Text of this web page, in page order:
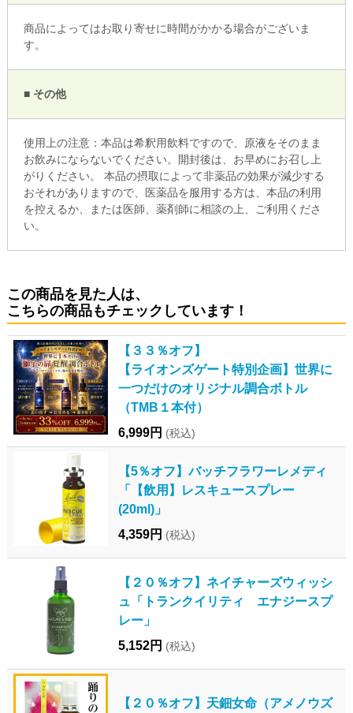
商品によってはお取り寄せに時間がかかる場合がございま
す。
■ その他
使用上の注意：本品は希釈用飲料ですので、原液をそのまま
お飲みにならないでください。開封後は、お早めにお召し上
がりください。 本品の摂取によって非薬品の効果が減少する
おそれがありますので、医薬品を服用する方は、本品の利用
を控えるか、または医師、薬剤師に相談の上、ご利用くださ
い。
この商品を見た人は、
こちらの商品もチェックしています！
【３３％オフ】
【ライオンズゲート特別企画】世界に
一つだけのオリジナル調合ボトル
（TMB１本付）
6,999円 (税込)
【5％オフ】バッチフラワーレメディ
「【飲用】レスキュースプレー
(20ml)」
4,359円 (税込)
【２０％オフ】ネイチャーズウィッシ
ュ「トランクイリティ エナジースプ
レー」
5,152円 (税込)
【２０％オフ】天鈿女命（アメノウズ